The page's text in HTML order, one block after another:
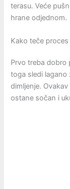
terasu. Veće
hrane odjednom.
Kako teče
Prvo treba dobro
toga sledi lagano
dimljenje.
ostane sočan i